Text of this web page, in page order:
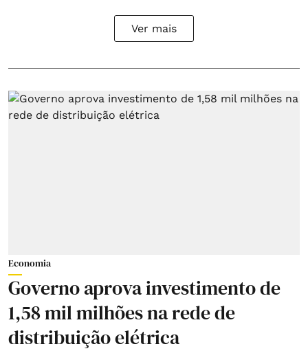
Ver mais
Economia
Governo aprova investimento de
1,58 mil milhões na rede de
distribuição elétrica